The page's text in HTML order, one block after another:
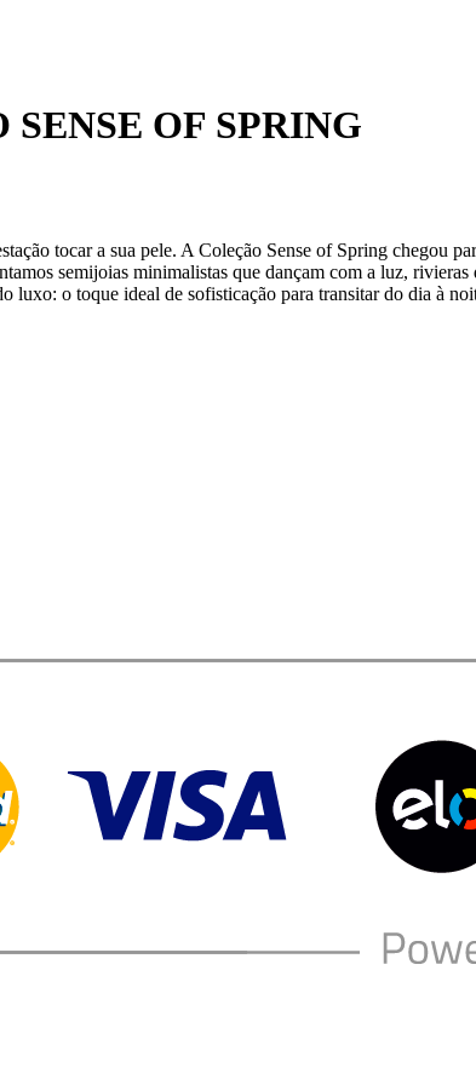
OF SPRING
tocar a sua pele. A Coleção Sense of Spring chegou
semijoias minimalistas que dançam com a luz,
luxo: o toque ideal de sofisticação para transitar do dia à